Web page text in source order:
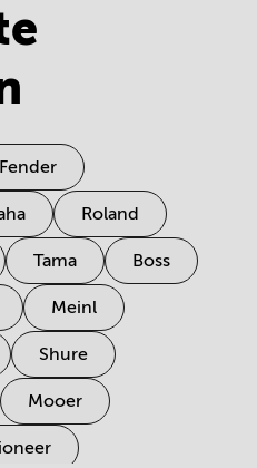
Fender
Roland
Tama Boss
Meinl
Shure
Mooer